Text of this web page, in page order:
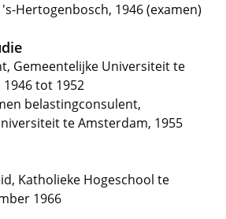
Hertogenbosch, 1946 (examen)
Gemeentelijke Universiteit te
tot 1952
belastingconsulent,
te Amsterdam, 1955
Katholieke Hogeschool te
1966